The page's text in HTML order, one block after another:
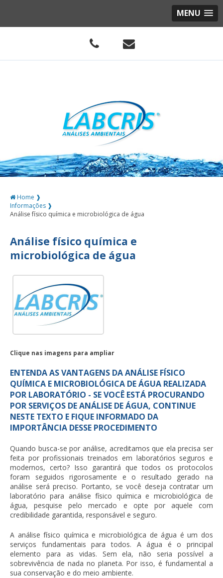
MENU
Home ❱
Informações ❱
Análise físico química e microbiológica de água
Análise físico química e
microbiológica de água
Clique nas imagens para ampliar
ENTENDA AS VANTAGENS DA ANÁLISE FÍSICO
QUÍMICA E MICROBIOLÓGICA DE ÁGUA REALIZADA
POR LABORATÓRIO - SE VOCÊ ESTÁ PROCURANDO
POR SERVIÇOS DE ANÁLISE DE ÁGUA, CONTINUE
NESTE TEXTO E FIQUE INFORMADO DA
IMPORTÂNCIA DESSE PROCEDIMENTO
Quando busca-se por análise, acreditamos que ela precisa ser
feita por profissionais treinados em laboratórios seguros e
modernos, certo? Isso garantirá que todos os protocolos
foram seguidos rigorosamente e o resultado gerado na
análise será preciso. Portanto, se você deseja contratar um
laboratório para análise físico química e microbiológica de
água, pesquise pelo mercado e opte por aquele com
credibilidade garantida, responsável e seguro.
A análise físico química e microbiológica de água é um dos
serviços fundamentais para todos. A água é o principal
elemento para as vidas. Sem ela, não seria possível a
sobrevivência de nada no planeta. Por isso, é fundamental a
sua conservação e do meio ambiente.